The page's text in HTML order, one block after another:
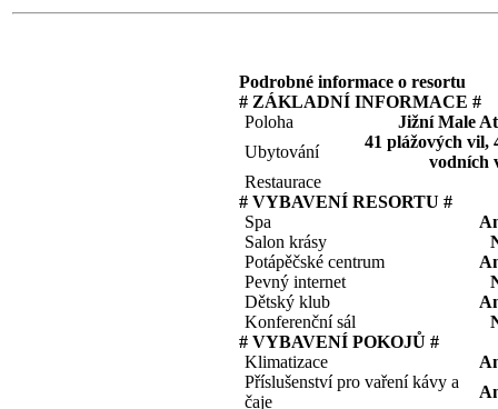
Podrobné informace o resortu
# ZÁKLADNÍ INFORMACE #
Poloha
Jižní Male
Ubytování
41 plážových vil,
vodních
Restaurace
# VYBAVENÍ RESORTU #
Spa
Salon krásy
Potápěčské centrum
Pevný internet
Dětský klub
Konferenční sál
# VYBAVENÍ POKOJŮ #
Klimatizace
Příslušenství pro vaření kávy a
čaje